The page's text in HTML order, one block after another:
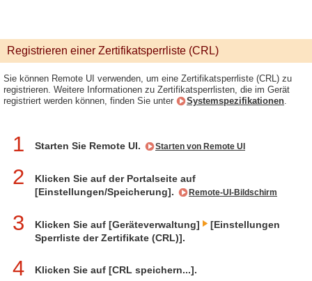
Registrieren einer Zertifikatsperrliste (CRL)
Sie können Remote UI verwenden, um eine Zertifikatsperrliste (CRL) zu
registrieren. Weitere Informationen zu Zertifikatsperrlisten, die im Gerät
registriert werden können, finden Sie unter
Systemspezifikationen.
1 Starten Sie Remote UI. Starten von Remote UI
2
Klicken Sie auf der Portalseite auf
[Einstellungen/Speicherung].
Remote-UI-Bildschirm
3 Klicken Sie auf [Geräteverwaltung]
[Einstellungen
Sperrliste der Zertifikate (CRL)].
4 Klicken Sie auf [CRL speichern...].